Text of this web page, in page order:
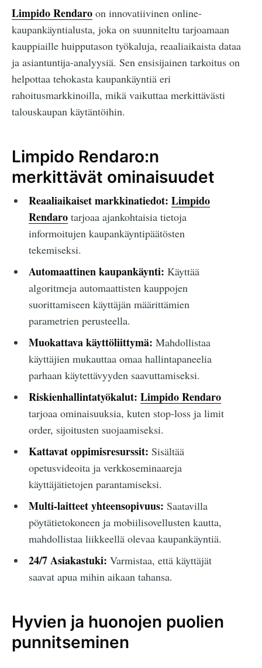
Limpido Rendaro on innovatiivinen online-
kaupankäyntialusta, joka on suunniteltu tarjoamaan
kauppiaille huipputason työkaluja, reaaliaikaista dataa
ja asiantuntija-analyysiä. Sen ensisijainen tarkoitus on
helpottaa tehokasta kaupankäyntiä eri
rahoitusmarkkinoilla, mikä vaikuttaa merkittävästi
talouskaupan käytäntöihin.
Limpido Rendaro:n
merkittävät ominaisuudet
Reaaliaikaiset markkinatiedot: Limpido
Rendarotarjoaa ajankohtaisia tietoja
informoitujen kaupankäyntipäätösten
tekemiseksi.
Automaattinen kaupankäynti: Käyttää
algoritmeja automaattisten kauppojen
suorittamiseen käyttäjän määrittämien
parametrien perusteella.
Muokattava käyttöliittymä: Mahdollistaa
käyttäjien mukauttaa omaa hallintapaneelia
parhaan käytettävyyden saavuttamiseksi.
Riskienhallintatyökalut: Limpido Rendaro
tarjoaa ominaisuuksia, kuten stop-loss ja limit
order, sijoitusten suojaamiseksi.
Kattavat oppimisresurssit: Sisältää
opetusvideoita ja verkkoseminaareja
käyttäjätietojen parantamiseksi.
Multi-laitteet yhteensopivuus: Saatavilla
pöytätietokoneen ja mobiilisovellusten kautta,
mahdollistaa liikkeellä olevaa kaupankäyntiä.
24/7 Asiakastuki: Varmistaa, että käyttäjät
saavat apua mihin aikaan tahansa.
Hyvien ja huonojen puolien
punnitseminen